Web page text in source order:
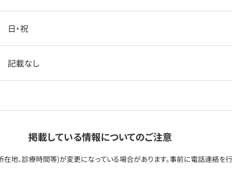
日・祝
記載なし
掲載している情報についてのご注意
地、診療時間等)が変更になっている場合があります。事前に電話連絡を